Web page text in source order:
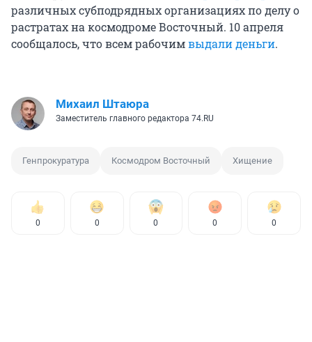
различных субподрядных организациях по делу о
растратах на космодроме Восточный. 10 апреля
сообщалось, что всем рабочимвыдали деньги.
Михаил Штаюра
Заместитель главного редактора 74.RU
Генпрокуратура Космодром Восточный Хищение
0 0 0 0 0